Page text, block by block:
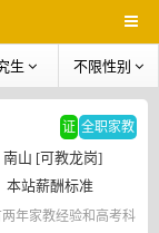
生 不限性别
证 全职家教
南山 [可教龙岗]
本站薪酬标准
年家教经验和高考科